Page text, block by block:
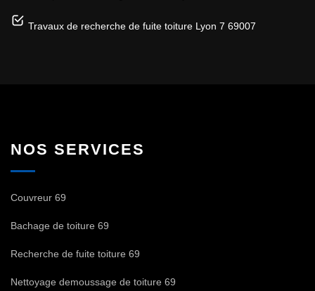
Travaux de recherche de fuite toiture Lyon 7 69007
NOS SERVICES
Couvreur 69
Bachage de toiture 69
Recherche de fuite toiture 69
Nettoyage demoussage de toiture 69